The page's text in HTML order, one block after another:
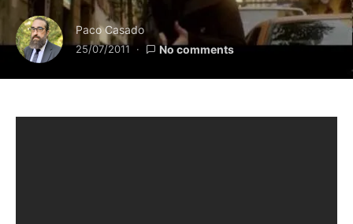
Paco Casado
25/07/2011 No comments